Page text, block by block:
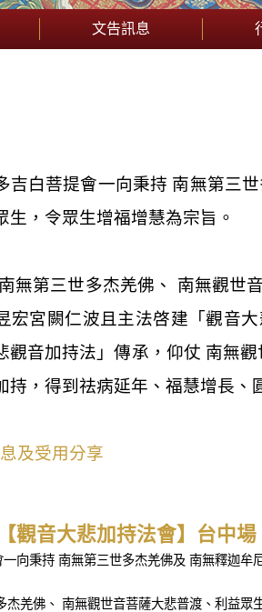
文告訊息
吉白菩提會一向秉持 南無第三
生，令眾生增福增慧為宗旨。
南無第三世多杰羌佛、
南無觀世
宏宮闕仁波且主法啓建「觀音
觀音加持法」傳承 ， 仰仗 南無
持，得到祛病延年、福慧增長、
及受用分享
觀音大悲加持法會】台中場
向秉持 南無第三世多杰羌佛及 南無釋迦
杰羌佛、 南無觀世音菩薩大悲普渡、利益